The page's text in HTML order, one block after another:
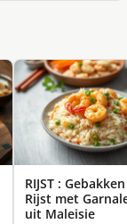
RIJST : Gebakken
Rijst met
uit Maleisie